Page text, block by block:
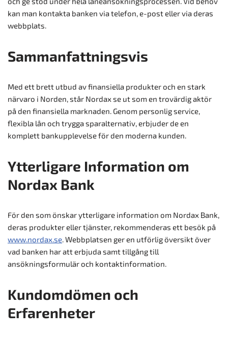
kan man kontakta banken via telefon, e-post eller via deras
webbplats.
Sammanfattningsvis
Med ett brett utbud av finansiella produkter och en stark
närvaro i Norden, står Nordax se ut som en trovärdig aktör
på den finansiella marknaden. Genom personlig service,
flexibla lån och trygga sparalternativ, erbjuder de en
komplett bankupplevelse för den moderna kunden.
Ytterligare Information om
Nordax Bank
För den som önskar ytterligare information om Nordax Bank,
deras produkter eller tjänster, rekommenderas ett besök på
www.nordax.se. Webbplatsen ger en utförlig översikt över
vad banken har att erbjuda samt tillgång till
ansökningsformulär och kontaktinformation.
Kundomdömen och
Erfarenheter